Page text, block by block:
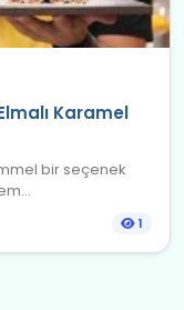
Karamel
bir seçenek
1